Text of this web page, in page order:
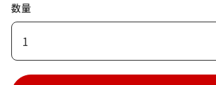
数量
1